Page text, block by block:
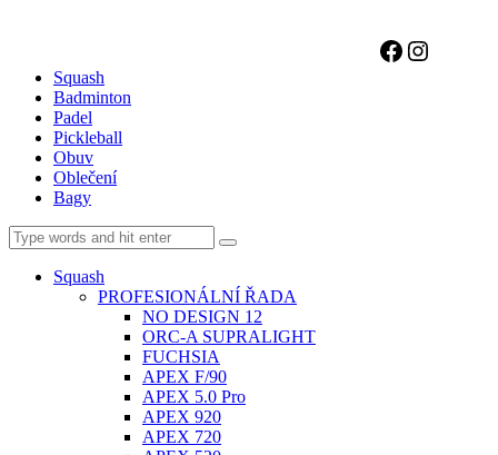
Squash
Badminton
Padel
Pickleball
Obuv
Oblečení
Bagy
Facebook
Squash
PROFESIONÁLNÍ ŘADA
NO DESIGN 12
ORC-A SUPRALIGHT
FUCHSIA
APEX F/90
APEX 5.0 Pro
APEX 920
APEX 720